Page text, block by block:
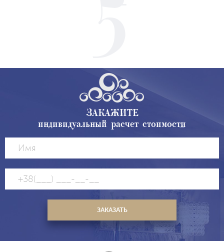
ЗАКАЖИТЕ
индивидуальный расчет стоимости